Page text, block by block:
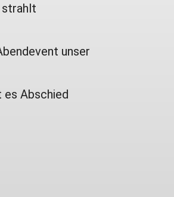
strahlt
unser
es Abschied